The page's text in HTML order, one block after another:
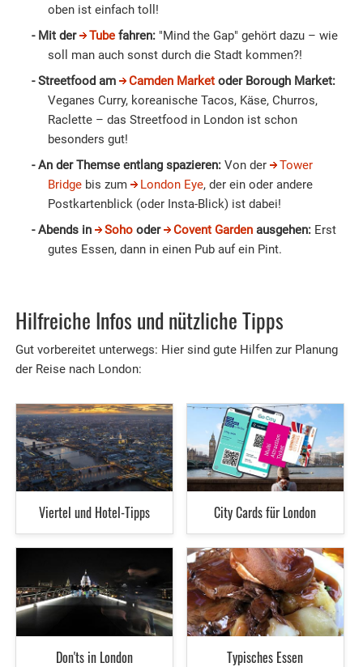
oben ist einfach toll!
Mit der
Tubefahren:"Mind the Gap" gehört dazu – wie
soll man auch sonst durch die Stadt kommen?!
Streetfood am
Camden Marketoder Borough Market:
Veganes Curry, koreanische Tacos, Käse, Churros,
Raclette – das Streetfood in London ist schon
besonders gut!
An der Themse entlang spazieren:Von der
Tower
Bridgebis zum London Eye, der ein oder andere
Postkartenblick (oder Insta-Blick) ist dabei!
Abends in
Sohooder Covent Gardenausgehen:Erst
gutes Essen, dann in einen Pub auf ein Pint.
Hilfreiche Infos und nützliche Tipps
Gut vorbereitet unterwegs: Hier sind gute Hilfen zur Planung
der Reise nach London:
Viertel und Hotel-Tipps City Cards für London
Don'ts in London Typisches Essen